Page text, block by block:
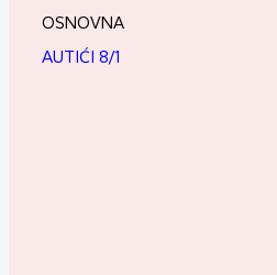
OSNOVNA
AUTIĆI 8/1